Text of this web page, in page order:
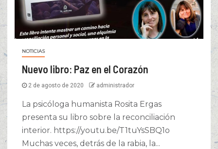
NOTICIAS
Nuevo libro: Paz en el Corazón
2 de agosto de 2020 administrador
La psicóloga humanista Rosita Ergas
presenta su libro sobre la reconciliación
interior. https://youtu.be/T1tuYsSBQ1o
Muchas veces, detrás de la rabia, la...